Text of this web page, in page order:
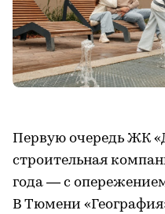
Первую очередь ЖК
строительная
года — с
В Тюмени